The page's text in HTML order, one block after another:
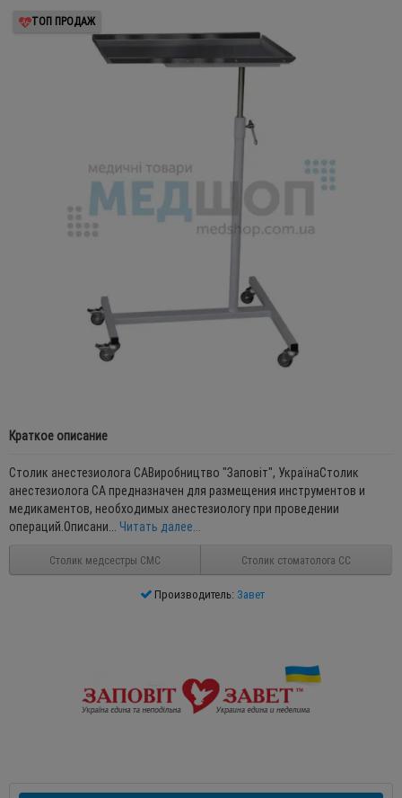
ТОП ПРОДАЖ
Краткое описание
Столик анестезиолога САВиробництво "Заповіт", УкраїнаСтолик
анестезиолога СА предназначен для размещения инструментов и
медикаментов, необходимых анестезиологу при проведении
операций.Описани... Читать далее...
Столик медсестры СМС Столик стоматолога СС
Производитель: Завет